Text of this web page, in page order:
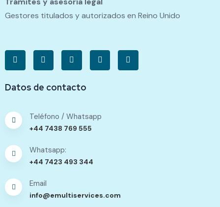
Gestores titulados y autorizados en Reino Unido
Datos de contacto
Teléfono / Whatsapp
+44 7438 769 555
Whatsapp:
+44 7423 493 344
Email
info@emultiservices.com